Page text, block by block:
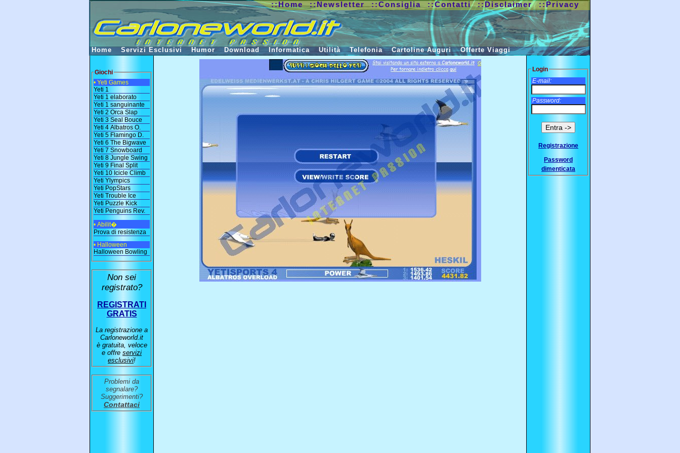
Giochi
• Yeti Games
Yeti 1
Yeti 1 elaborato
Yeti 1 sanguinante
Yeti 2 Orca Slap
Yeti 3 Seal Bouce
Yeti 4 Albatros O.
Yeti 5 Flamingo D.
Yeti 6 The Bigwave
Yeti 7 Snowboard
Yeti 8 Jungle Swing
Yeti 9 Final Split
Yeti 10 Icicle Climb
Yeti Ylympics
Yeti PopStars
Yeti Trouble Ice
Yeti Puzzle Kick
Yeti Penguins Rev.
• Abilit�
Prova di resistenza
• Halloween
Halloween Bowling
Non sei
registrato?
REGISTRATI
GRATIS
La registrazione a
Carloneworld.it
è gratuita, veloce
e offre servizi
esclusivi!
Problemi da
segnalare?
Suggerimenti?
Contattaci
Login
E-mail:
Password:
Registrazione
Password
dimenticata
::Home ::Newsletter ::Consiglia ::Contatti ::Disclaimer ::Privacy
Home Servizi Esclusivi Humor Download Informatica Utilità Telefonia Cartoline Auguri Offerte Viaggi